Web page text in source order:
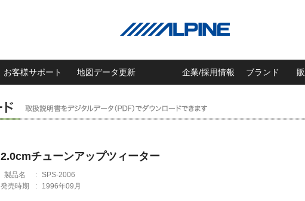
お客様サポート 地図データ更新 企業/採用情報 ブランド
2.0cmチューンアップツィーター
製品名 : SPS-2006
発売時期
: 1996年09月